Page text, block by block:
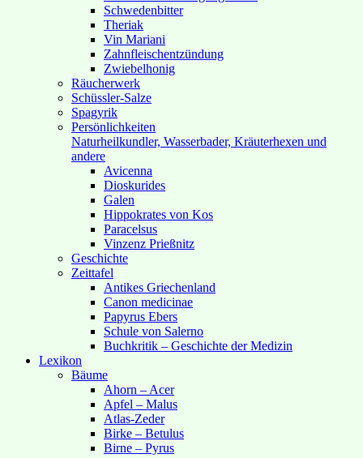
Schwedenbitter
Theriak
Vin Mariani
Zahnfleischentzündung
Zwiebelhonig
Räucherwerk
Schüssler-Salze
Spagyrik
Persönlichkeiten
Naturheilkundler, Wasserbader, Kräuterhexen und
andere
Avicenna
Dioskurides
Galen
Hippokrates von Kos
Paracelsus
Vinzenz Prießnitz
Geschichte
Zeittafel
Antikes Griechenland
Canon medicinae
Papyrus Ebers
Schule von Salerno
Buchkritik – Geschichte der Medizin
Lexikon
Bäume
Ahorn – Acer
Apfel – Malus
Atlas-Zeder
Birke – Betulus
Birne – Pyrus